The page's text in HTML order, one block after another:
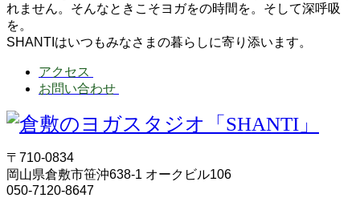
れません。そんなときこそヨガをの時間を。そして深呼吸
を。
SHANTIはいつもみなさまの暮らしに寄り添います。
アクセス
お問い合わせ
〒710-0834
岡山県倉敷市笹沖638-1 オークビル106
050-7120-8647